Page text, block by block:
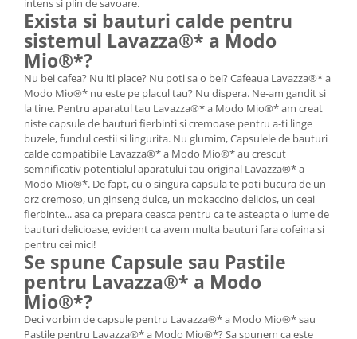
intens si plin de savoare.
Exista si bauturi calde pentru
sistemul Lavazza®* a Modo
Mio®*?
Nu bei cafea? Nu iti place? Nu poti sa o bei? Cafeaua Lavazza®* a
Modo Mio®* nu este pe placul tau? Nu dispera. Ne-am gandit si
la tine. Pentru aparatul tau Lavazza®* a Modo Mio®* am creat
niste capsule de bauturi fierbinti si cremoase pentru a-ti linge
buzele, fundul cestii si lingurita. Nu glumim, Capsulele de bauturi
calde compatibile Lavazza®* a Modo Mio®* au crescut
semnificativ potentialul aparatului tau original Lavazza®* a
Modo Mio®*. De fapt, cu o singura capsula te poti bucura de un
orz cremoso, un ginseng dulce, un mokaccino delicios, un ceai
fierbinte... asa ca prepara ceasca pentru ca te asteapta o lume de
bauturi delicioase, evident ca avem multa bauturi fara cofeina si
pentru cei mici!
Se spune Capsule sau Pastile
pentru Lavazza®* a Modo
Mio®*?
Deci vorbim de capsule pentru Lavazza®* a Modo Mio®* sau
Pastile pentru Lavazza®* a Modo Mio®*? Sa spunem ca este